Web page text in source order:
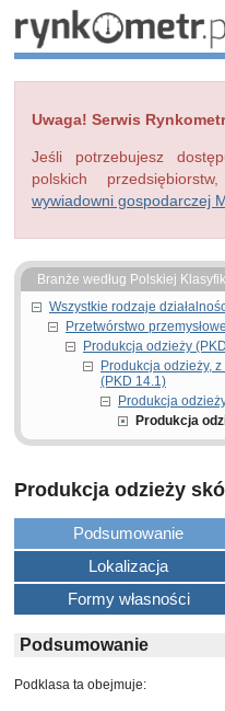
Uwaga! Serwis
Jeśli potrzebujesz
polskich
wywiadowni gospodarczej
Branże według Polskiej
Wszystkie rodzaje
Przetwórstwo
Produkcja odzieży
Produkcja odzieży,
(PKD 14.1)
Produkcja
Produkcja
Produkcja odzieży
Podsumowanie
Lokalizacja
Formy własności
Podsumowanie
Podklasa ta obejmuje: